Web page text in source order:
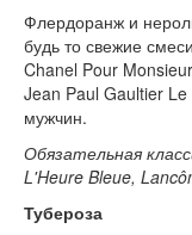
Флердоранж и
будь то свежие
Chanel Pour
Jean Paul Gaultier
мужчин.
Обязательная
L'Heure Bleue,
Тубероза